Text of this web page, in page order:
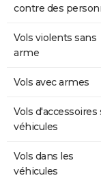
contre des
Vols violents sans
arme
Vols avec armes
Vols d'accessoires
véhicules
Vols dans les
véhicules